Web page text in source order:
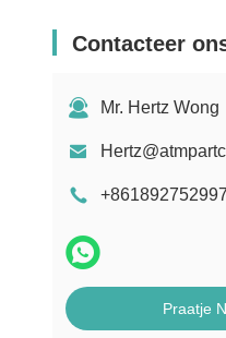
ATM EPP
ATM
MEI
Onderdelen
Contacteer
Mr. Hertz Wong
Praatje